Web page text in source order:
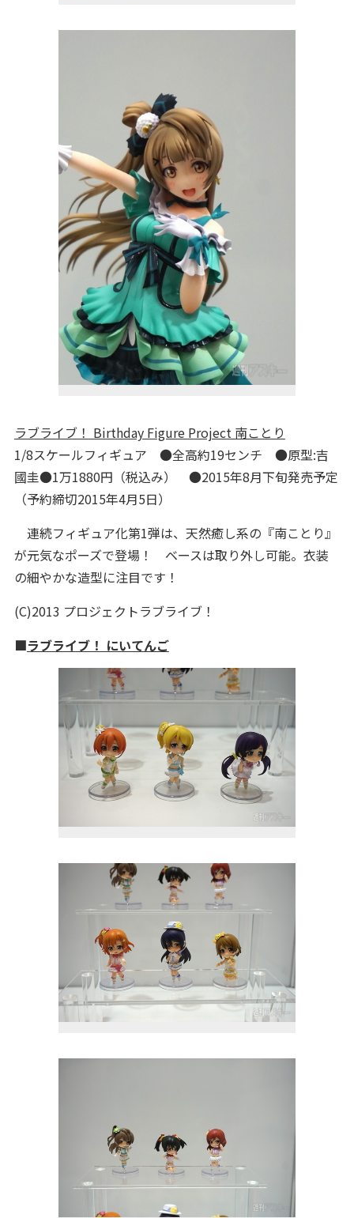
ラブライブ！ Birthday Figure Project 南ことり
1/8スケールフィギュア ●全高約19センチ ●原型:吉
國圭●1万1880円（税込み） ●2015年8月下旬発売予定
（予約締切2015年4月5日）
連続フィギュア化第1弾は、天然癒し系の『南ことり』
が元気なポーズで登場！ ベースは取り外し可能。衣装
の細やかな造型に注目です！
(C)2013 プロジェクトラブライブ！
■ラブライブ！ にいてんご